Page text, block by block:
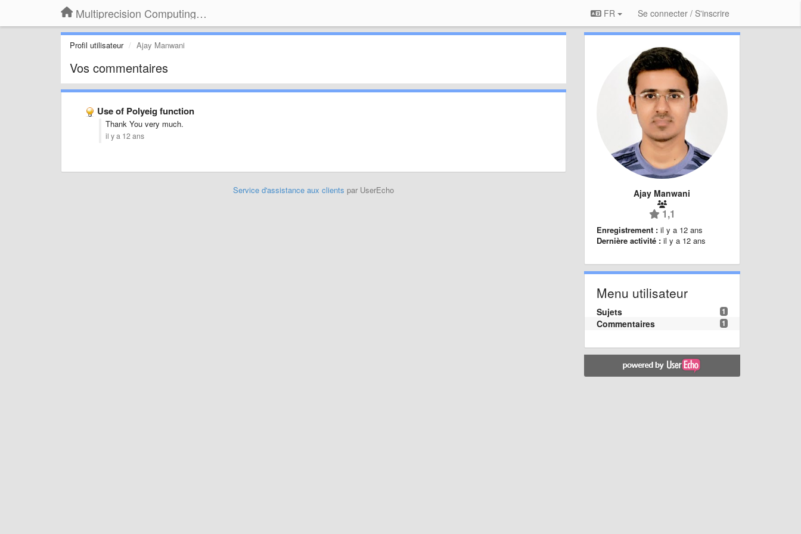
Multiprecision Computing Toolbox for MATLAB FR Se connecter / S'inscrire
Profil utilisateur Ajay Manwani
Vos commentaires
Use of Polyeig function
Thank You very much.
il y a 12 ans
Service d'assistance aux clients par UserEcho Ajay Manwani
1,1
Enregistrement : il y a 12 ans
Dernière activité : il y a 12 ans
Menu utilisateur
1
Sujets
1
Commentaires